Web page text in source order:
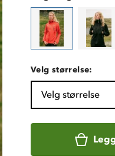
Velg størrelse:
Velg størrelse